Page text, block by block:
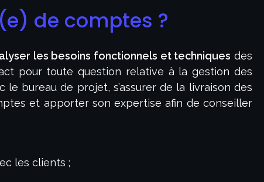
de comptes ?
les besoins fonctionnels et techniques des
pour toute question relative à la gestion des
bureau de projet, s’assurer de la livraison des
et apporter son expertise afin de conseiller
les clients ;